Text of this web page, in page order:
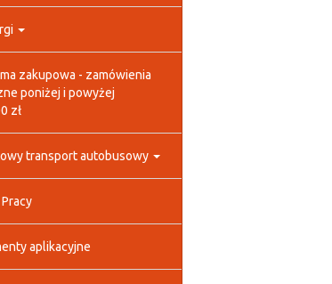
zakupowa - zamówienia
poniżej i powyżej
zł
transport autobusowy
aplikacyjne